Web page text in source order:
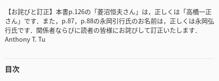
【お詫びと訂正】本書p.126の「菱沼恒夫さん」は，正しくは「高橋一正
さん」です．また，p.87，p.88の永岡引行氏のお名前は，正しくは永岡弘
行氏です．関係者ならびに読者の皆様にお詫びして訂正いたします．
Anthony T. Tu
目次